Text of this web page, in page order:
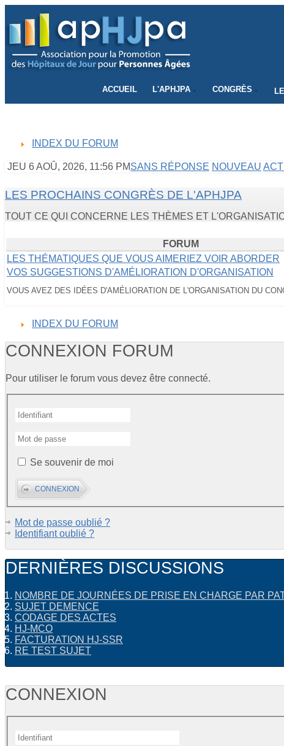
ACCUEIL L'APHJPA CONGRÈS
INDEX DU FORUM
JEU 6 AOÛ, 2026, 11:56 PMSANS RÉPONSE NOUVEAU
LES PROCHAINS CONGRÈS DE L'APHJPA
TOUT CE QUI CONCERNE LES THÈMES ET
FORUM
LES THÉMATIQUES QUE VOUS AIMERIEZ VOIR ABORDER
VOS SUGGESTIONS D'AMÉLIORATION D'ORGANISATION
VOUS AVEZ DES IDÉES D'AMÉLIORATION DE L'ORGANISATION DU
INDEX DU FORUM
CONNEXION FORUM
Pour utiliser le forum vous devez être connecté.
Se souvenir de moi
Mot de passe oublié ?
Identifiant oublié ?
DERNIÈRES DISCUSSIONS
NOMBRE DE JOURNÉES DE PRISE EN CHARGE PAR
SUJET DEMENCE
CODAGE DES ACTES
HJ-MCO
FACTURATION HJ-SSR
RE TEST SUJET
CONNEXION